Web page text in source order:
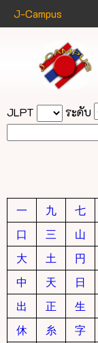
J-Campus
JLPT ระดับ
一 九 七
口
三 山
大
土 円
中
天 日
出
正 生
休
糸 字